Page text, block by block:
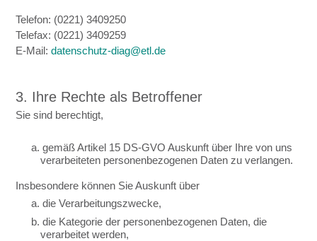
Telefon: (0221) 3409250
Telefax: (0221) 3409259
E-Mail: datenschutz-diag@etl.de
3. Ihre Rechte als Betroffener
Sie sind berechtigt,
a. gemäß Artikel 15 DS-GVO Auskunft über Ihre von uns
verarbeiteten personenbezogenen Daten zu verlangen.
Insbesondere können Sie Auskunft über
a. die Verarbeitungszwecke,
b. die Kategorie der personenbezogenen Daten, die
verarbeitet werden,